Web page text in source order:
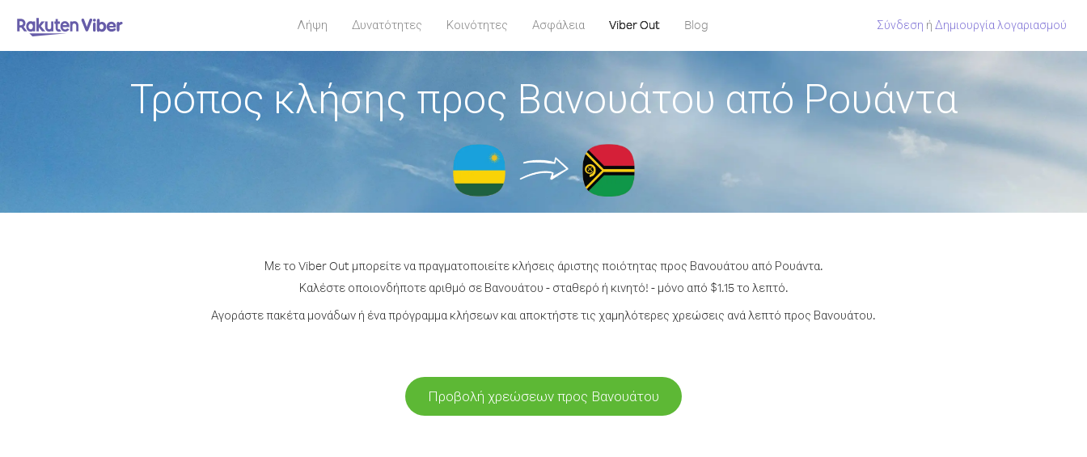
Λήψη Δυνατότητες Κοινότητες Ασφάλεια Viber Out Blog Σύνδεση ή Δημιουργία λογαριασμού
Τρόπος κλήσης προς Βανουάτου από Ρουάντα
Με το Viber Out μπορείτε να πραγματοποιείτε κλήσεις άριστης ποιότητας προς Βανουάτου από Ρουάντα.
Καλέστε οποιονδήποτε αριθμό σε Βανουάτου - σταθερό ή κινητό! - μόνο από $1.15 το λεπτό.
Αγοράστε πακέτα μονάδων ή ένα πρόγραμμα κλήσεων και αποκτήστε τις χαμηλότερες χρεώσεις ανά λεπτό προς Βανουάτου.
Προβολή χρεώσεων προς Βανουάτου